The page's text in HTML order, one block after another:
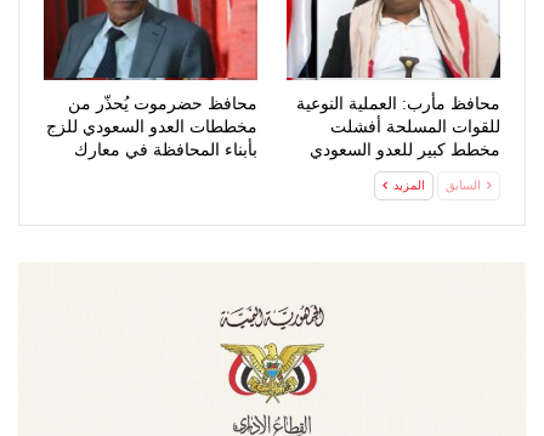
محافظ مأرب: العملية النوعية
للقوات المسلحة أفشلت
مخطط كبير للعدو السعودي
محافظ حضرموت يُحذّر من
مخططات العدو السعودي للزج
بأبناء المحافظة في معارك
السابق المزيد